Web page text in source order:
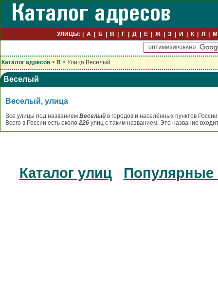
УЛИЦЫ: А Б В Г Д Е Ж З И К Л М
Каталог адресов > В > Улица Веселый
Веселый
Веселый, улица
Все улицы под названием Веселый в городов и населённых пунктов России
Всего в России есть около 226 улиц с таким названием. Это название
Каталог улиц Популярные